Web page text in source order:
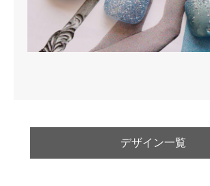
デザイン一覧